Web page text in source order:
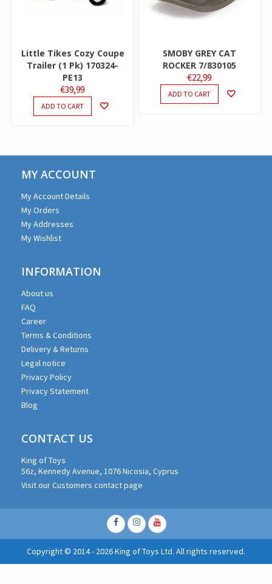
Little Tikes Cozy Coupe
Trailer (1 Pk) 170324-
PE13
€39,99
ADD TO CART
SMOBY GREY CAT
ROCKER 7/830105
€22,99
ADD TO CART
MY ACCOUNT
My Account Details
My Orders
My Addresses
My Wishlist
INFORMATION
About us
FAQ
Career
Terms & Conditions
Delivery & Returns
Legal notice
Privacy Policy
Privacy Statement
Blog
CONTACT US
King of Toys
56z, Kennedy Avenue, 1076 Nicosia, Cyprus
Visit our Customers contact page
Facebook
Instagram
Youtube
Copyright © 2014 - 2026 King of Toys Ltd. All rights reserved.